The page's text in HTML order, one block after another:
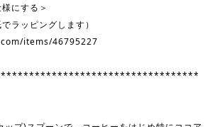
にする＞
ラッピングします）
items/46795227